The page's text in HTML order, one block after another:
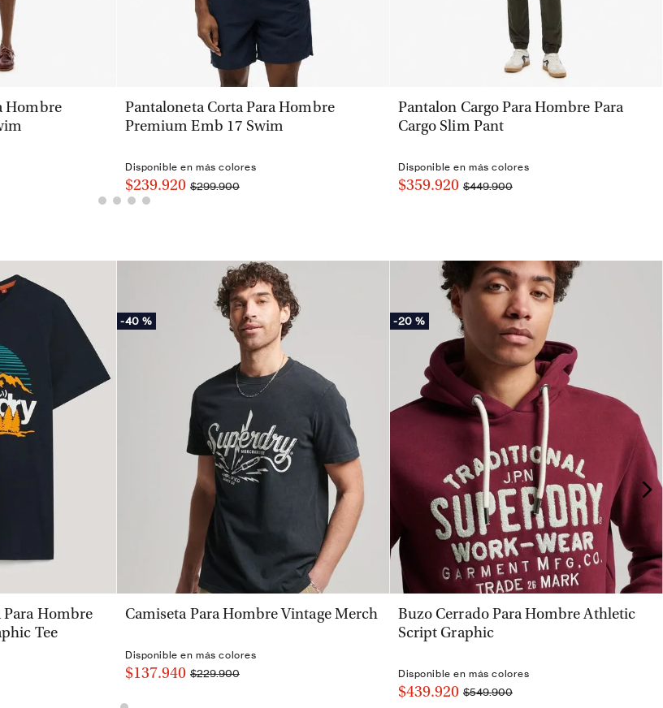
Hombre
VISTA RÁPIDA
Pantaloneta Corta Para Hombre
Premium Emb 17 Swim
Disponible en más colores
$239.920 $299.900
VISTA RÁPIDA
Pantalon Cargo Para Hombre Para
Cargo Slim Pant
Disponible en más colores
$359.920 $449.900
Para Hombre
Tee
-40 %
VISTA RÁPIDA
Camiseta Para Hombre Vintage Merch
Disponible en más colores
$137.940 $229.900
-20 %
VISTA RÁPIDA
Buzo Cerrado Para Hombre Athletic
Script Graphic
Disponible en más colores
$439.920 $549.900